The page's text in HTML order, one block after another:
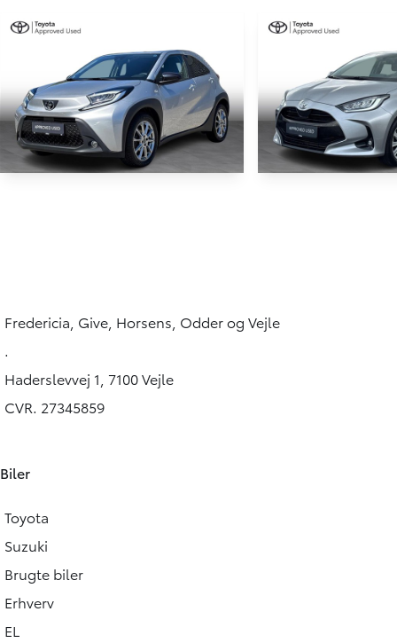
KONTANT 149.900 KR. KONTANT
Fredericia, Give, Horsens, Odder og Vejle
.
Haderslevvej 1, 7100 Vejle
CVR. 27345859
Biler
Toyota
Suzuki
Brugte biler
Erhverv
EL